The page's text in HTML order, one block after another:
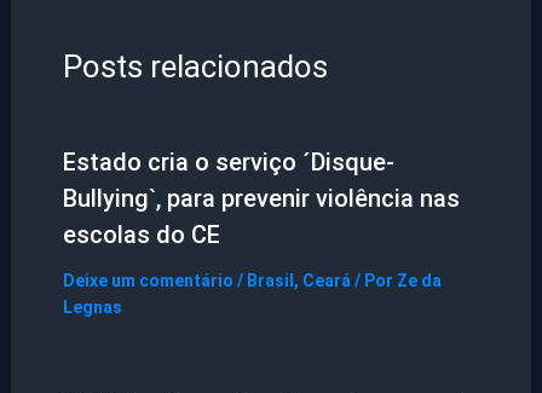
Posts relacionados
Estado cria o serviço ´Disque-
Bullying`, para prevenir violência nas
escolas do CE
Deixe um comentário / Brasil, Ceará / Por Ze da
Legnas